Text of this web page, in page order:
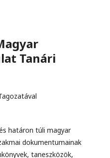
Tanári
határon túli magyar
dokumentumainak
taneszközök,